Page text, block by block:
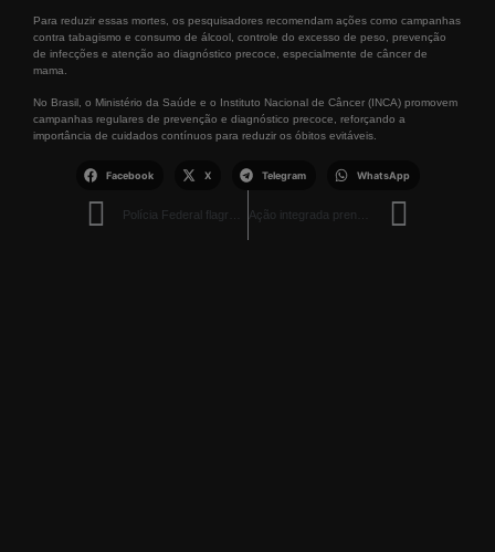
Para reduzir essas mortes, os pesquisadores recomendam ações como campanhas
contra tabagismo e consumo de álcool, controle do excesso de peso, prevenção
de infecções e atenção ao diagnóstico precoce, especialmente de câncer de
mama.
No Brasil, o Ministério da Saúde e o Instituto Nacional de Câncer (INCA) promovem
campanhas regulares de prevenção e diagnóstico precoce, reforçando a
importância de cuidados contínuos para reduzir os óbitos evitáveis.
Facebook X Telegram WhatsApp